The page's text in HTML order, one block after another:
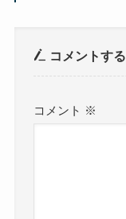
コメントする
コメント ※